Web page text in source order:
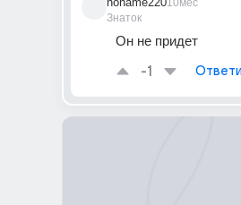
Знаток
10мес
Он не придет
-1